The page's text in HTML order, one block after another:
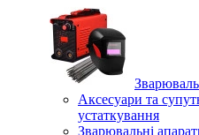
Аксесуари та
устаткування
Зварювальні